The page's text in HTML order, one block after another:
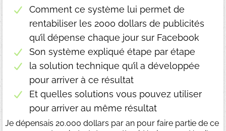
Comment ce système lui permet de
rentabiliser les 2000 dollars de publicités
qu’il dépense chaque jour sur Facebook
Son système expliqué étape par étape
la solution technique qu’il a développée
pour arriver à ce résultat
Et quelles solutions vous pouvez utiliser
pour arriver au même résultat
Je dépensais 20.000 dollars par an pour faire partie de ce